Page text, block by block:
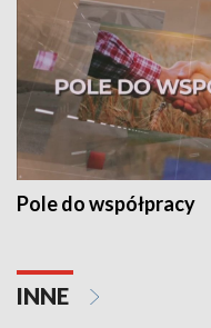
Pole do współpracy
INNE